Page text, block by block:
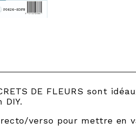
DE FLEURS sont
verso pour mettre en